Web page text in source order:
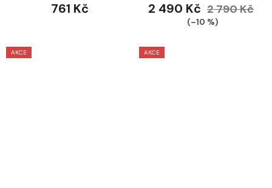
761 Kč 2 490 Kč 2 790 Kč
(–10 %)
AKCE AKCE